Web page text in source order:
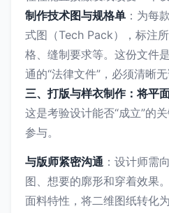
制作技术图与规格单 ：为每
式图（Tech Pack），标注
格、缝制要求等。这份文件
通的“法律文件”，必须清晰无
三、打版与样衣制作：将平
这是考验设计能否“成立”的
参与。
与版师紧密沟通 ：设计师需
图、想要的廓形和穿着效果
面料特性，将二维图纸转化